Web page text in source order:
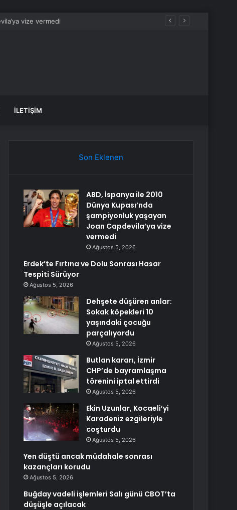
İLETIŞIM
Son Eklenen
ABD, İspanya ile 2010
Dünya Kupası’nda
şampiyonluk yaşayan
Joan Capdevila’ya vize
vermedi
Ağustos 5, 2026
Erdek’te Fırtına ve Dolu Sonrası Hasar
Tespiti Sürüyor
Ağustos 5, 2026
Dehşete düşüren anlar:
Sokak köpekleri 10
yaşındaki çocuğu
parçalıyordu
Ağustos 5, 2026
Butlan kararı, İzmir
CHP’de bayramlaşma
törenini iptal ettirdi
Ağustos 5, 2026
Ekin Uzunlar, Kocaeli’yi
Karadeniz ezgileriyle
coşturdu
Ağustos 5, 2026
Yen düştü ancak müdahale sonrası
kazançları korudu
Ağustos 5, 2026
Buğday vadeli işlemleri Salı günü CBOT’ta
düşüşle açılacak